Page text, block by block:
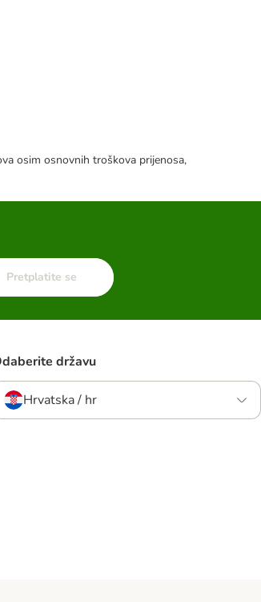
osim osnovnih troškova prijenosa,
Pretplatite se
državu
Hrvatska / hr